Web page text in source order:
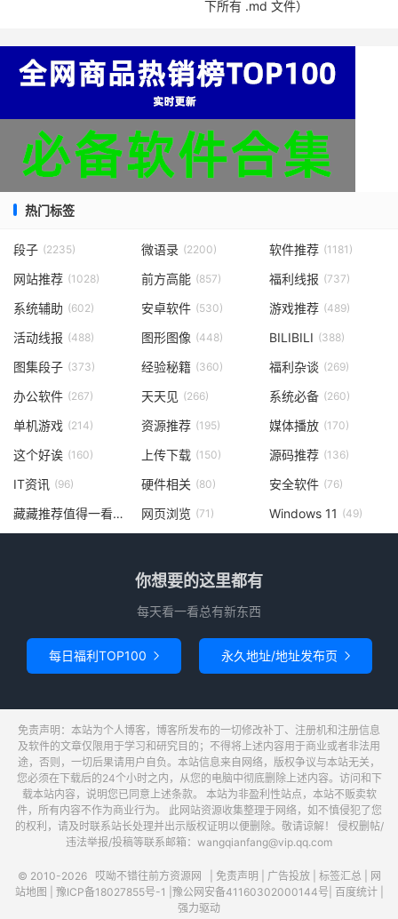
下所有 .md 文件）
热门标签
段子 (2235) 微语录 (2200) 软件推荐 (1181)
网站推荐 (1028) 前方高能 (857) 福利线报 (737)
系统辅助 (602) 安卓软件 (530) 游戏推荐 (489)
活动线报 (488) 图形图像 (448) BILIBILI (388)
图集段子 (373) 经验秘籍 (360) 福利杂谈 (269)
办公软件 (267) 天天见 (266) 系统必备 (260)
单机游戏 (214) 资源推荐 (195) 媒体播放 (170)
这个好诶 (160) 上传下载 (150) 源码推荐 (136)
IT资讯 (96) 硬件相关 (80) 安全软件 (76)
藏藏推荐值得一看 网页浏览 (71) Windows 11 (49)
你想要的这里都有
每天看一看总有新东西
每日福利TOP100  永久地址/地址发布页 
免责声明：本站为个人博客，博客所发布的一切修改补丁、注册机和注册信息
及软件的文章仅限用于学习和研究目的；不得将上述内容用于商业或者非法用
途，否则，一切后果请用户自负。本站信息来自网络，版权争议与本站无关，
您必须在下载后的24个小时之内，从您的电脑中彻底删除上述内容。访问和下
载本站内容，说明您已同意上述条款。 本站为非盈利性站点，本站不贩卖软
件，所有内容不作为商业行为。 此网站资源收集整理于网络，如不慎侵犯了您
的权利，请及时联系站长处理并出示版权证明以便删除。敬请谅解！ 侵权删帖/
违法举报/投稿等联系邮箱：wangqianfang@vip.qq.com
© 2010-2026 哎呦不错往前方资源网 免责声明 广告投放| 标签汇总
网
站地图
豫ICP备18027855号-1 豫公网安备41160302000144号 百度统计|
强力驱动